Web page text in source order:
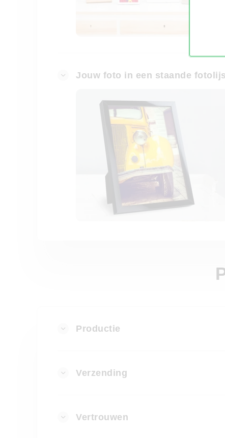
Jouw foto in een staande
Productie
Verzending
Vertrouwen